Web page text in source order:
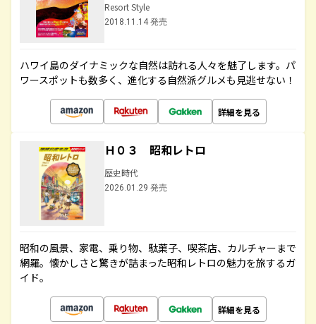
Resort Style
2018.11.14 発売
ハワイ島のダイナミックな自然は訪れる人々を魅了します。パ
ワースポットも数多く、進化する自然派グルメも見逃せない！
詳細を見る
Ｈ０３ 昭和レトロ
歴史時代
2026.01.29 発売
昭和の風景、家電、乗り物、駄菓子、喫茶店、カルチャーまで
網羅。懐かしさと驚きが詰まった昭和レトロの魅力を旅するガ
イド。
詳細を見る